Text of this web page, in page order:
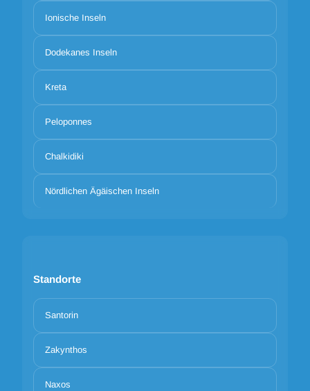
Ionische Inseln
Dodekanes Inseln
Kreta
Peloponnes
Chalkidiki
Nördlichen Ägäischen Inseln
Standorte
Santorin
Zakynthos
Naxos